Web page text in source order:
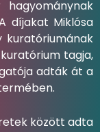
díjakat Miklósa
kuratóriumának
tagja,
adták át a
között adta